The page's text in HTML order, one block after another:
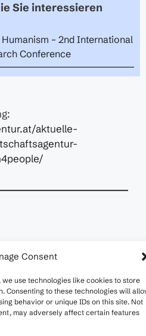
Consent
use technologies like cookies to store
Consenting to these technologies will
behavior or unique IDs on this site. Not
may adversely affect certain features
Sie interessieren
– 2nd International
Conference
aktuelle-